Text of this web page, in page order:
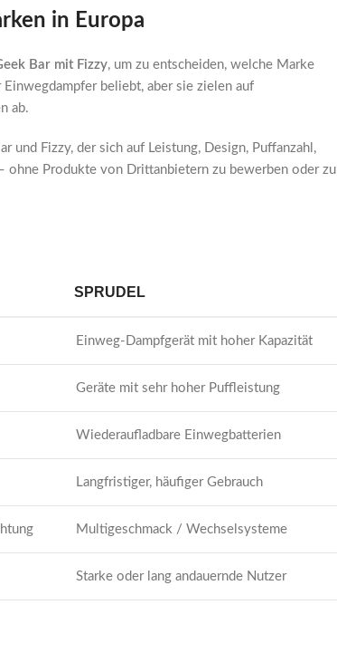
in Europa
Bar mit Fizzy, um zu entscheiden, welche Marke
beliebt, aber sie zielen auf
ab.
und Fizzy, der sich auf Leistung, Design, Puffanzahl,
ohne Produkte von Drittanbietern zu bewerben oder zu
SPRUDEL
Einweg-Dampfgerät mit hoher Kapazität
Geräte mit sehr hoher Puffleistung
Wiederaufladbare Einwegbatterien
Langfristiger, häufiger Gebrauch
Multigeschmack / Wechselsysteme
Starke oder lang andauernde Nutzer